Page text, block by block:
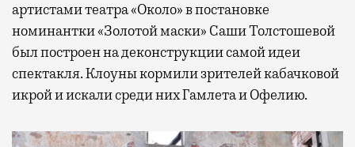
артистами театра «Около» в постановке
номинантки «Золотой маски» Саши Толстошевой
был построен на деконструкции самой идеи
спектакля. Клоуны кормили зрителей кабачковой
икрой и искали среди них Гамлета и Офелию.